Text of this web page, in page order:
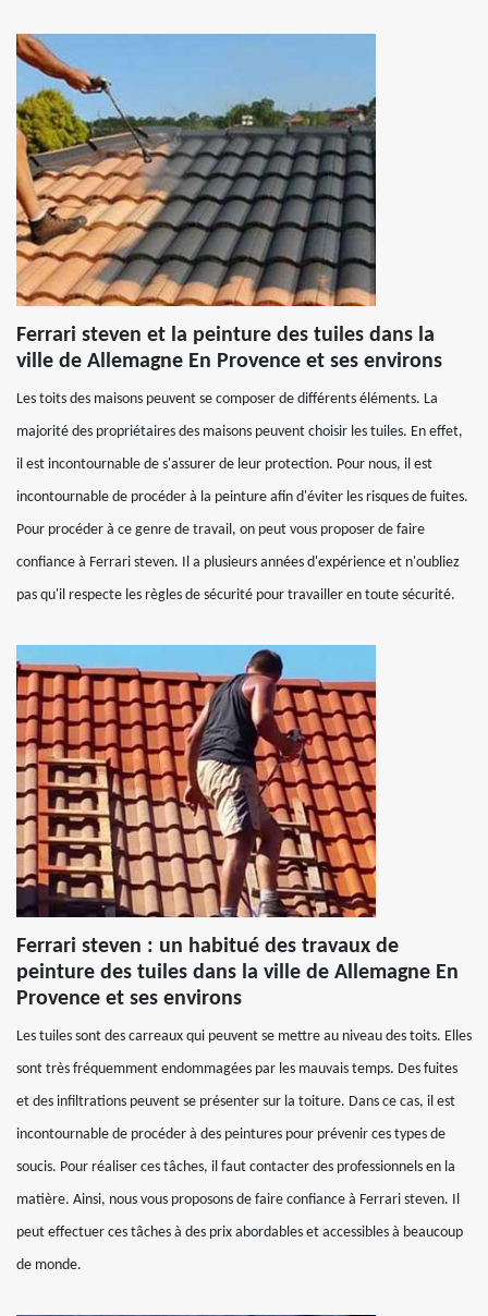
Ferrari steven et la peinture des tuiles dans la
ville de Allemagne En Provence et ses environs
Les toits des maisons peuvent se composer de différents éléments. La
majorité des propriétaires des maisons peuvent choisir les tuiles. En effet,
il est incontournable de s'assurer de leur protection. Pour nous, il est
incontournable de procéder à la peinture afin d'éviter les risques de fuites.
Pour procéder à ce genre de travail, on peut vous proposer de faire
confiance à Ferrari steven. Il a plusieurs années d'expérience et n'oubliez
pas qu'il respecte les règles de sécurité pour travailler en toute sécurité.
Ferrari steven : un habitué des travaux de
peinture des tuiles dans la ville de Allemagne En
Provence et ses environs
Les tuiles sont des carreaux qui peuvent se mettre au niveau des toits. Elles
sont très fréquemment endommagées par les mauvais temps. Des fuites
et des infiltrations peuvent se présenter sur la toiture. Dans ce cas, il est
incontournable de procéder à des peintures pour prévenir ces types de
soucis. Pour réaliser ces tâches, il faut contacter des professionnels en la
matière. Ainsi, nous vous proposons de faire confiance à Ferrari steven. Il
peut effectuer ces tâches à des prix abordables et accessibles à beaucoup
de monde.